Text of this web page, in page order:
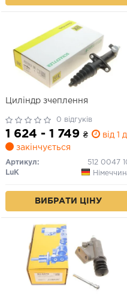
Циліндр зчеплення
0 відгуків
1 624 - 1 749 ₴
від 1
закінчується
Артикул:
512 0047
LuK
ВИБРАТИ ЦІНУ